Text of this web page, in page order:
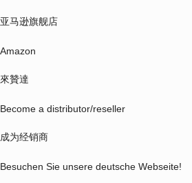
亚马逊旗舰店
Amazon
來贊達
Become a distributor/reseller
成为经销商
Besuchen Sie unsere deutsche Webseite!